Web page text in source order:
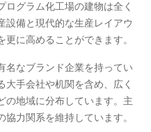
ログラム化工場の建物は全く
設備と現代的な生産レイアウ
更に高めることができます。
名なブランド企業を持ってい
大手会社や机関を含め、広く
の地域に分布しています。主
力関系を維持しています。